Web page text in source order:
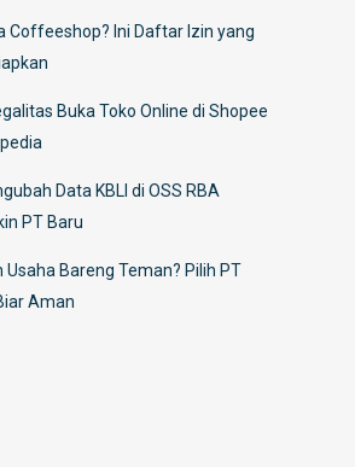
Coffeeshop? Ini Daftar Izin yang
Buka Toko Online di Shopee
Data KBLI di OSS RBA
PT Baru
Usaha Bareng Teman? Pilih PT
Aman